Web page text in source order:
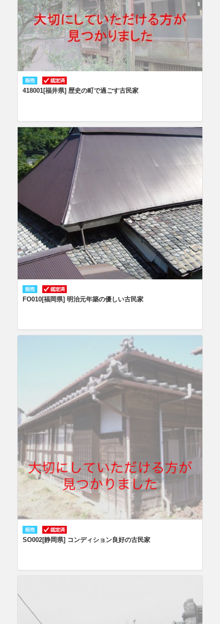
418001[福井県] 歴史の町で過ごす古民家
FO010[福岡県] 明治元年築の優しい古民家
SO002[静岡県] コンディション良好の古民家